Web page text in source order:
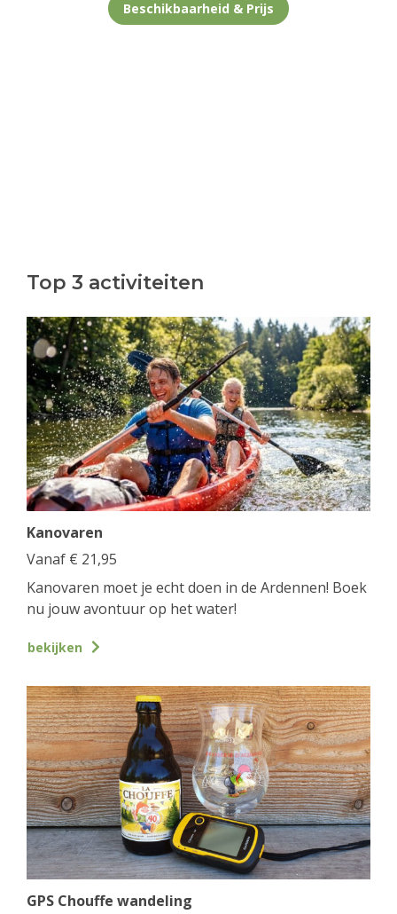
Beschikbaarheid & Prijs
Top 3 activiteiten
Kanovaren
Vanaf € 21,95
Kanovaren moet je echt doen in de Ardennen! Boek
nu jouw avontuur op het water!
bekijken
GPS Chouffe wandeling